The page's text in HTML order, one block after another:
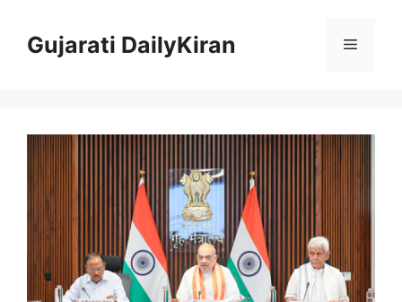
contentGujarati DailyKiran Menu